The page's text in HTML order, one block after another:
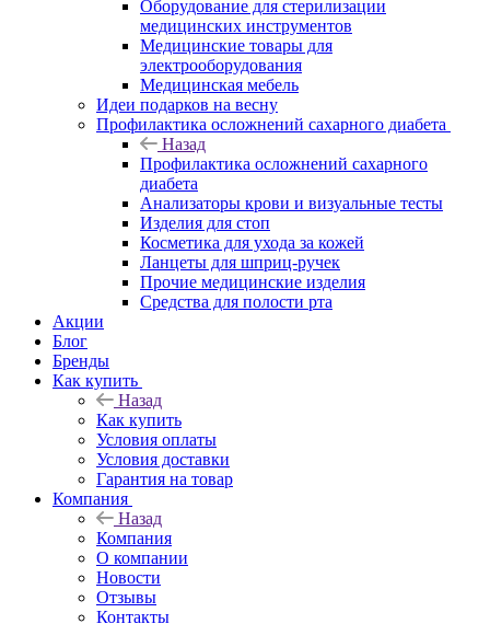
Оборудование для стерилизации
медицинских инструментов
Медицинские товары для
электрооборудования
Медицинская мебель
Идеи подарков на весну
Профилактика осложнений сахарного диабета
Назад
Профилактика осложнений сахарного
диабета
Анализаторы крови и визуальные тесты
Изделия для стоп
Косметика для ухода за кожей
Ланцеты для шприц-ручек
Прочие медицинские изделия
Средства для полости рта
Акции
Блог
Бренды
Как купить
Назад
Как купить
Условия оплаты
Условия доставки
Гарантия на товар
Компания
Назад
Компания
О компании
Новости
Отзывы
Контакты